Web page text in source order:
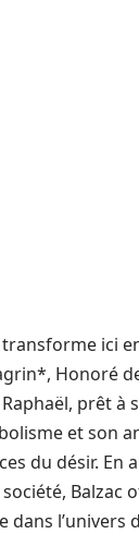
ici
Honoré
prêt à
et son
du désir. En
Balzac
dans l’univers